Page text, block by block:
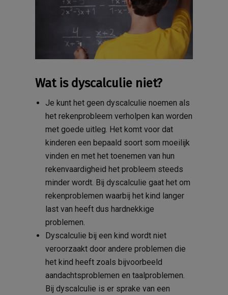
Wat is dyscalculie niet?
Je kunt het geen dyscalculie noemen als
het rekenprobleem verholpen kan worden
met goede uitleg. Het komt voor dat
kinderen een bepaald soort som moeilijk
vinden en met het toenemen van hun
rekenvaardigheid het probleem steeds
minder wordt. Bij dyscalculie gaat het om
rekenproblemen waarbij het kind langer
last van heeft dus hardnekkige
problemen.
Dyscalculie bij een kind wordt niet
veroorzaakt door andere problemen die
het kind heeft zoals bijvoorbeeld
aandachtsproblemen en taalproblemen.
Bij dyscalculie is er sprake van een